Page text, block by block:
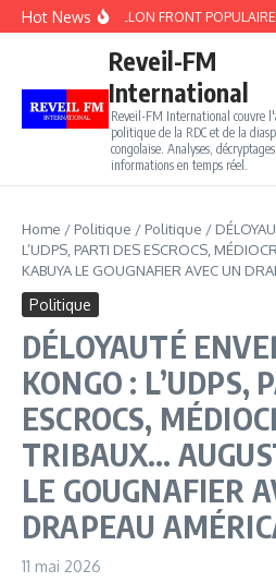
Aller au contenu
Hot NewsLE BATAILLON FRONT POPULAIRE-
Reveil-FM
International
Reveil-FM International couvre
politique de la RDC et de la
congolaise. Analyses,
informations en temps réel.
Home / Politique / Politique /
L’UDPS, PARTI DES ESCROCS,
KABUYA LE GOUGNAFIER AVEC UN
Politique
DÉLOYAUTÉ
KONGO : L’UDPS,
ESCROCS,
TRIBAUX…
LE GOUGNAFIER
DRAPEAU
11 mai 2026